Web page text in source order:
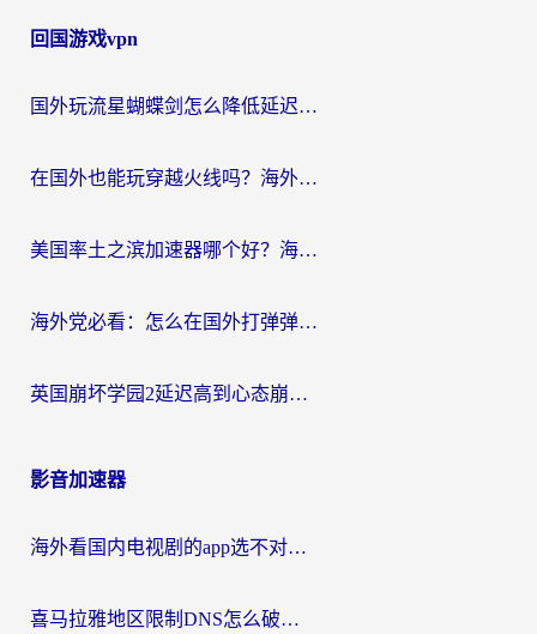
回国游戏vpn
国外玩流星蝴蝶剑怎么降低延迟？海外党必看的加速秘籍（含欧洲鸣潮&彩虹岛优化攻略）
在国外也能玩穿越火线吗？海外玩家国服游戏畅玩终极指南
美国率土之滨加速器哪个好？海外党国服游戏畅玩终极指南（附多游戏解决方案）
海外党必看：怎么在国外打弹弹堂不卡？番茄加速器亲测指南
英国崩坏学园2延迟高到心态崩？海外党国服游戏加速终极指南
影音加速器
海外看国内电视剧的app选不对？这份回国加速器避坑指南帮你流畅追剧
喜马拉雅地区限制DNS怎么破？海外党听国内音乐听书的终极解决方案